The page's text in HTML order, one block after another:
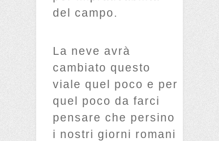
del campo.
La neve avrà
cambiato questo
viale quel poco e per
quel poco da farci
pensare che persino
i nostri giorni romani